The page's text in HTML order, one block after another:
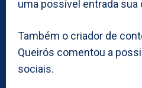
uma possível entrada sua
Também o criador de
Queirós comentou a
sociais.